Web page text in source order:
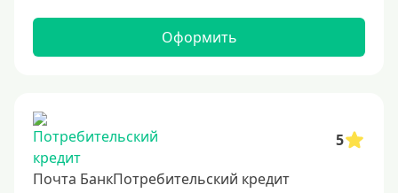
3 млн
4 миллиона
4500000 руб
5 млн
Оформить
5
Почта БанкПотребительский кредит